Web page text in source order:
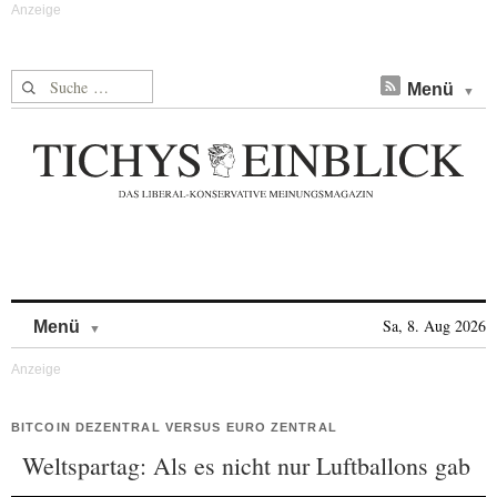
Suche nach: Menü
Menü Sa, 8. Aug 2026
BITCOIN DEZENTRAL VERSUS EURO ZENTRAL
Weltspartag: Als es nicht nur Luftballons gab